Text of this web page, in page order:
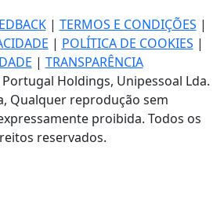
| TERMOS E CONDIÇÕES |
| POLÍTICA DE COOKIES |
| TRANSPARÊNCIA
Holdings, Unipessoal Lda.
Qualquer reprodução sem
proibida. Todos os
reservados.